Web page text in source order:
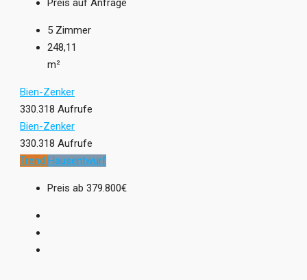
Preis auf Anfrage
5 Zimmer
248,11
m²
Bien-Zenker
330.318 Aufrufe
Bien-Zenker
330.318 Aufrufe
Trend Hausentwurf
Preis ab 379.800€